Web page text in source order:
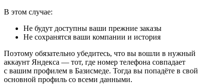
В этом случае:
Не будут доступны ваши прежние заказы
Не сохранятся ваши компании и история
Поэтому обязательно убедитесь, что вы вошли в нужный
аккаунт Яндекса — тот, где номер телефона совпадает
с вашим профилем в Базисмеде. Тогда вы попадёте в свой
основной профиль со всеми данными.